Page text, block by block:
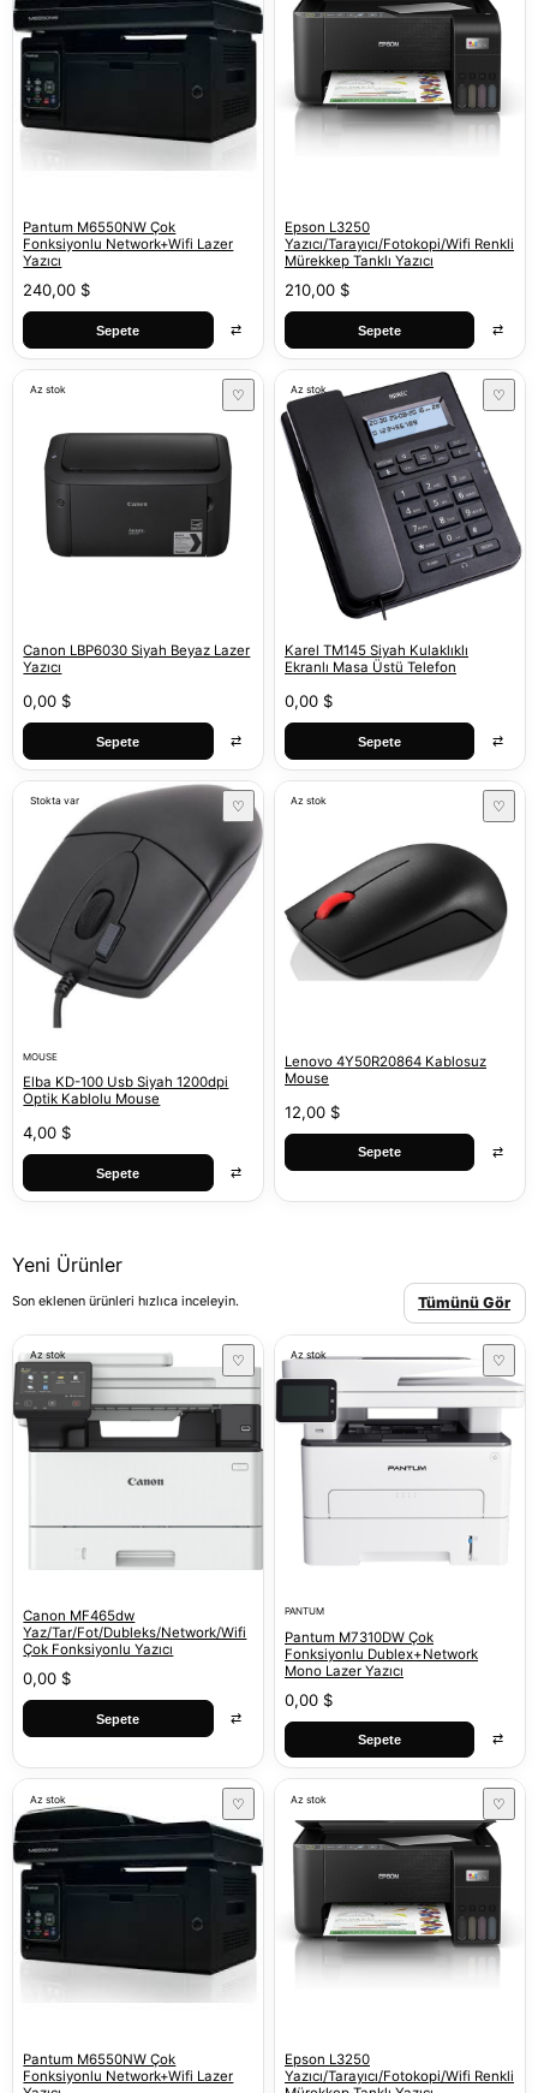
Pantum M6550NW Çok
Fonksiyonlu Network+Wifi Lazer
Yazıcı
240,00 $
Sepete ⇄
Epson L3250
Yazıcı/Tarayıcı/Fotokopi/Wifi Renkli
Mürekkep Tanklı Yazıcı
210,00 $
Sepete ⇄
Az stok ♡
Canon LBP6030 Siyah Beyaz Lazer
Yazıcı
0,00 $
Sepete ⇄
Az stok ♡
Karel TM145 Siyah Kulaklıklı
Ekranlı Masa Üstü Telefon
0,00 $
Sepete ⇄
Stokta var ♡
MOUSE
Elba KD-100 Usb Siyah 1200dpi
Optik Kablolu Mouse
4,00 $
Sepete ⇄
Az stok ♡
Lenovo 4Y50R20864 Kablosuz
Mouse
12,00 $
Sepete ⇄
Yeni Ürünler
Son eklenen ürünleri hızlıca inceleyin. Tümünü Gör
Az stok ♡
Canon MF465dw
Yaz/Tar/Fot/Dubleks/Network/Wifi
Çok Fonksiyonlu Yazıcı
0,00 $
Sepete ⇄
Az stok ♡
PANTUM
Pantum M7310DW Çok
Fonksiyonlu Dublex+Network
Mono Lazer Yazıcı
0,00 $
Sepete ⇄
Az stok ♡
Pantum M6550NW Çok
Fonksiyonlu Network+Wifi Lazer
Az stok ♡
Epson L3250
Yazıcı/Tarayıcı/Fotokopi/Wifi Renkli